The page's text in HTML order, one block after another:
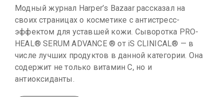
Модный журнал Harper’s Bazaar рассказал на
своих страницах о косметике с антистресс-
эффектом для уставшей кожи. Сыворотка PRO-
HEAL® SERUM ADVANCE ® от iS CLINICAL® — в
числе лучших продуктов в данной категории. Она
содержит не только витамин С, но и
антиоксиданты.